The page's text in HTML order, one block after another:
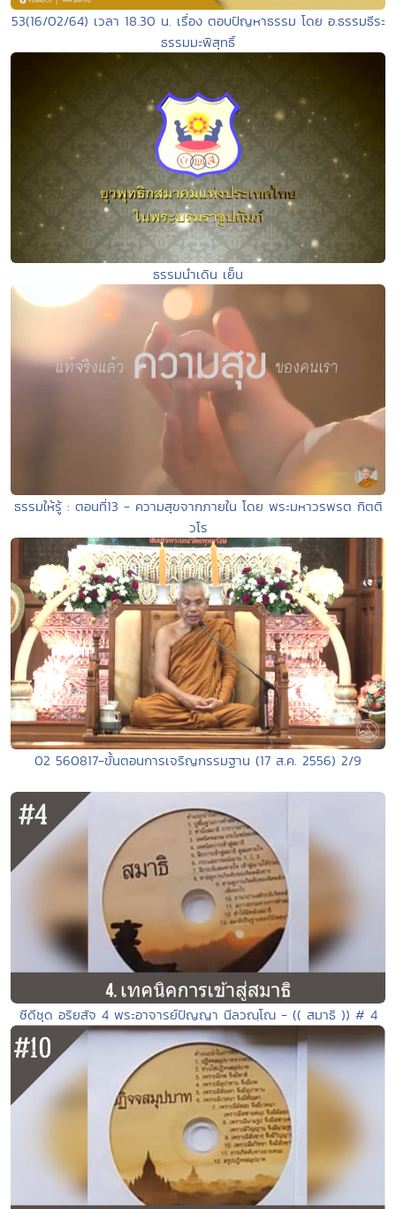
53(16/02/64) เวลา 18.30 น. เรื่อง ตอบปัญหาธรรม โดย อ.ธรรมธีระ
ธรรมมะพิสุทธิ์
ธรรมนำเดิน เย็น
ธรรมให้รู้ : ตอนที่13 - ความสุขจากภายใน โดย พระมหาวรพรต กิตติ
วโร
02 560817-ขั้นตอนการเจริญกรรมฐาน (17 ส.ค. 2556) 2/9
ซีดีชุด อริยสัจ 4 พระอาจารย์ปัญญา นีลวณฺโณ - (( สมาธิ )) # 4